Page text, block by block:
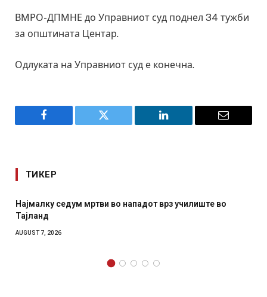
ВМРО-ДПМНЕ до Управниот суд поднел 34 тужби
за општината Центар.
Одлуката на Управниот суд е конечна.
Facebook Twitter LinkedIn Email
ТИКЕР
Најмалку седум мртви во нападот врз училиште во
Тајланд
AUGUST 7, 2026